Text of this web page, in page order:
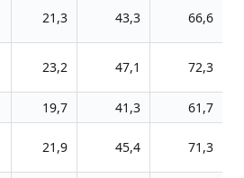
21,3 43,3 66,6
23,2 47,1 72,3
19,7 41,3
61,7
21,9 45,4 71,3